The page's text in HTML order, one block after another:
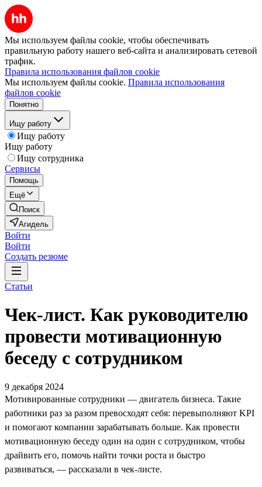
Мы используем файлы cookie, чтобы обеспечивать
правильную работу нашего веб-сайта и анализировать сетевой
трафик.
Правила использования файлов cookie
Мы используем файлы cookie. Правила использования
файлов cookie
Понятно
Ищу работу
Ищу работу
Ищу работу
Ищу сотрудника
Сервисы
Помощь
Ещё
Поиск
Агидель
Войти
Войти
Создать резюме
Статьи
Чек-лист. Как руководителю
провести мотивационную
беседу с сотрудником
9 декабря 2024
Мотивированные сотрудники — двигатель бизнеса. Такие
работники раз за разом превосходят себя: перевыполняют KPI
и помогают компании зарабатывать больше. Как провести
мотивационную беседу один на один с сотрудником, чтобы
драйвить его, помочь найти точки роста и быстро
развиваться, — рассказали в чек-листе.